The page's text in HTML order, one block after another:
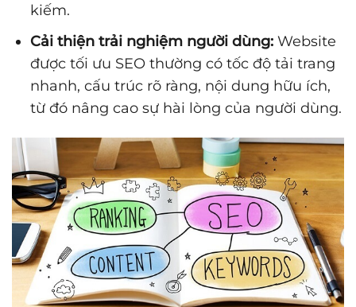
kiếm.
Cải thiện trải nghiệm người dùng: Website
được tối ưu SEO thường có tốc độ tải trang
nhanh, cấu trúc rõ ràng, nội dung hữu ích,
từ đó nâng cao sự hài lòng của người dùng.